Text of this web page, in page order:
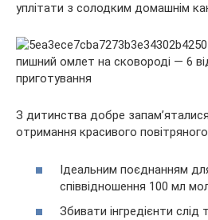
уплітати з солодким домашнім
З дитинства добре
отримання красивого
Ідеальним поєднанням
співвідношення 100 мл
Збивати інгредієнти